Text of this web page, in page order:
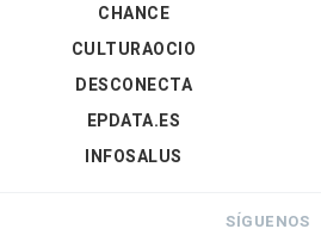
CHANCE
CULTURAOCIO
DESCONECTA
EPDATA.ES
INFOSALUS
SÍGUENOS